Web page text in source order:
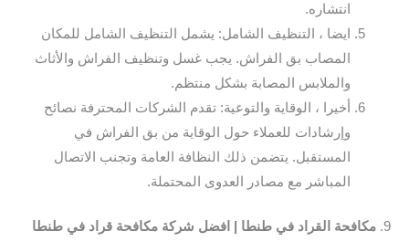
انتشاره.
ايضا ، التنظيف الشامل: يشمل التنظيف الشامل للمكان
المصاب بق الفراش. يجب غسل وتنظيف الفراش والأثاث
والملابس المصابة بشكل منتظم.
أخيرا ، الوقاية والتوعية: تقدم الشركات المحترفة نصائح
وإرشادات للعملاء حول الوقاية من بق الفراش في
المستقبل. يتضمن ذلك النظافة العامة وتجنب الاتصال
المباشر مع مصادر العدوى المحتملة.
9. مكافحة القراد في طنطا | افضل شركة مكافحة قراد في طنطا